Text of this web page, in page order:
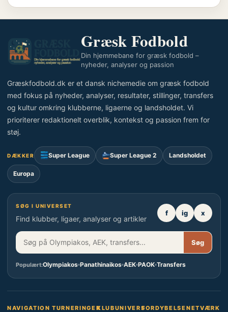
Græsk Fodbold
Din hjemmebane for græsk fodbold –
nyheder, analyser og passion
Græskfodbold.dk er et dansk nichemedie om græsk fodbold
med fokus på nyheder, analyser, resultater, stillinger, transfers
og kultur omkring klubberne, ligaerne og landsholdet. Vi
prioriterer redaktionelt overblik, kontekst og passion frem for
støj.
DÆKKER Super League Super League 2 Landsholdet
Europa
SØG I UNIVERSET
Find klubber, ligaer, analyser og artikler
f ig x
Søg
Populært:Olympiakos Panathinaikos AEK PAOK Transfers
NAVIGATION TURNERINGERKLUBUNIVERSFORDYBELSENETVÆRK